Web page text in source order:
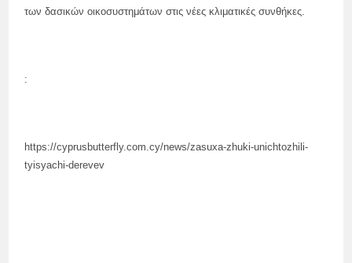
των δασικών οικοσυστημάτων στις νέες κλιματικές συνθήκες.
:
https://cyprusbutterfly.com.cy/news/zasuxa-zhuki-unichtozhili-
tyisyachi-derevev